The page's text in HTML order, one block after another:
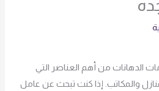
الدهانات من أهم العناصر التي
والمكاتب. إذا كنت تبحث عن عامل